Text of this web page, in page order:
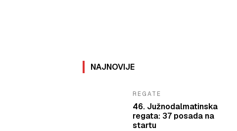
NAJNOVIJE
REGATE
46. Južnodalmatinska
regata: 37 posada na
startu